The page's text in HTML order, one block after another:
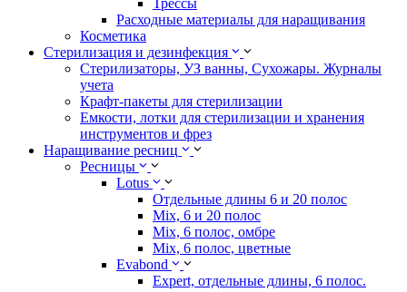
Трессы
Расходные материалы для наращивания
Косметика
Стерилизация и дезинфекция
Стерилизаторы, УЗ ванны, Сухожары. Журналы
учета
Крафт-пакеты для стерилизации
Емкости, лотки для стерилизации и хранения
инструментов и фрез
Наращивание ресниц
Ресницы
Lotus
Отдельные длины 6 и 20 полос
Mix, 6 и 20 полос
Mix, 6 полос, омбре
Mix, 6 полос, цветные
Evabond
Expert, отдельные длины, 6 полос.